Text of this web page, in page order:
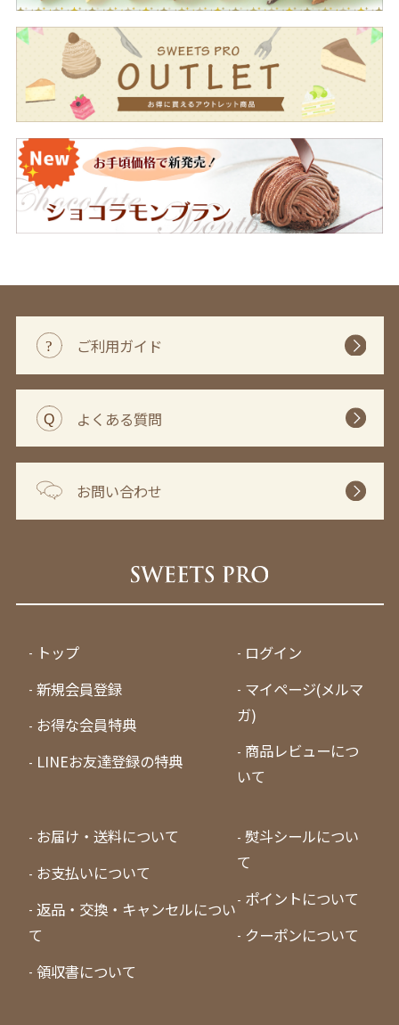
ご利用ガイド
よくある質問
お問い合わせ
トップ
新規会員登録
お得な会員特典
LINEお友達登録の特典
ログイン
マイページ(メルマ
ガ)
商品レビューにつ
いて
お届け・送料について
お支払いについて
返品・交換・キャンセルについ
て
領収書について
熨斗シールについ
て
ポイントについて
クーポンについて